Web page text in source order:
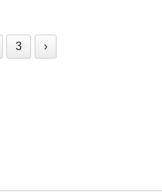
3 ›